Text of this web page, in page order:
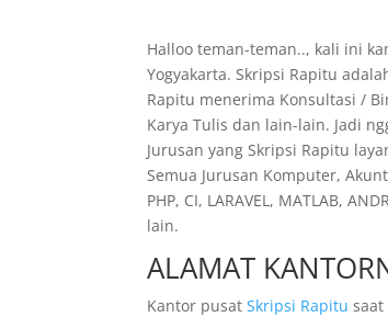
Halloo teman-teman.., kali ini
Yogyakarta. Skripsi Rapitu
Rapitu menerima Konsultasi /
Karya Tulis dan lain-lain. Jadi
Jurusan yang Skripsi Rapitu
Semua Jurusan Komputer,
PHP, CI, LARAVEL, MATLAB,
lain.
ALAMAT
Kantor pusatSkripsi Rapitu saat